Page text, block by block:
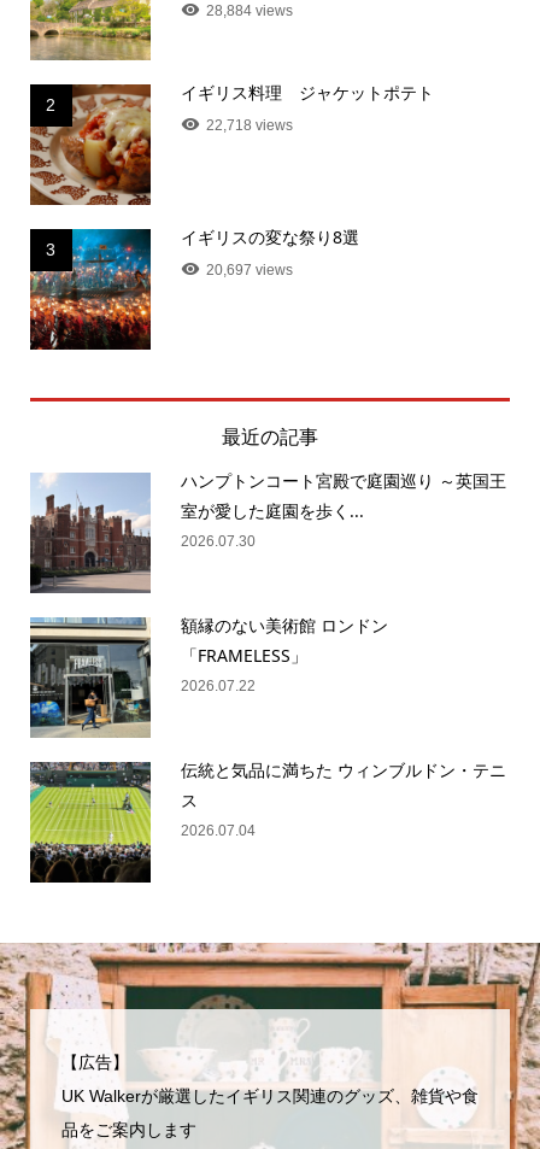
28,884 views
2
イギリス料理 ジャケットポテト
22,718 views
3
イギリスの変な祭り8選
20,697 views
最近の記事
ハンプトンコート宮殿で庭園巡り ～英国王
室が愛した庭園を歩く...
2026.07.30
額縁のない美術館 ロンドン
「FRAMELESS」
2026.07.22
伝統と気品に満ちた ウィンブルドン・テニ
ス
2026.07.04
【広告】
UK Walkerが厳選したイギリス関連のグッズ、雑貨や食
品をご案内します